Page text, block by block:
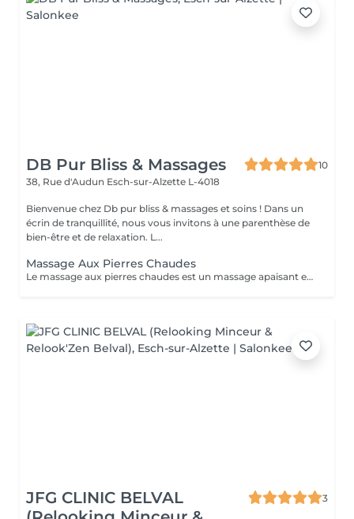
DB Pur Bliss & Massages
10
38, Rue d'Audun Esch-sur-Alzette L-4018
Bienvenue chez Db pur bliss & massages et soins ! Dans un
écrin de tranquillité, nous vous invitons à une parenthèse de
bien-être et de relaxation. L...
Massage Aux Pierres Chaudes
Le massage aux pierres chaudes est un massage apaisant et sensorielle qui apprte bien-être et décontracte en douceur les tensions musculaires . La chaleur diffusé par les pierres donne une sensation de relaxation et relâchement.
JFG CLINIC BELVAL
3